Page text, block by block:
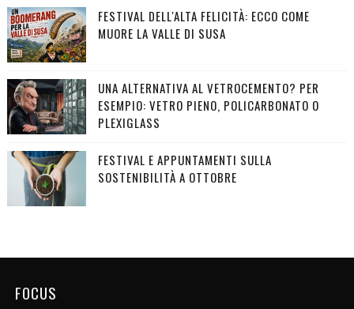
FESTIVAL DELL'ALTA FELICITÀ: ECCO COME
MUORE LA VALLE DI SUSA
UNA ALTERNATIVA AL VETROCEMENTO? PER
ESEMPIO: VETRO PIENO, POLICARBONATO O
PLEXIGLASS
FESTIVAL E APPUNTAMENTI SULLA
SOSTENIBILITÀ A OTTOBRE
FOCUS